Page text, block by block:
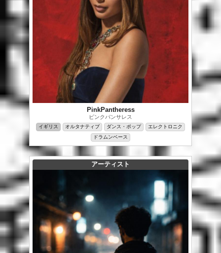
PinkPantheress
ピンクパンサレス
イギリス オルタナティブ ダンス・ポップ
エレクトロニク
ドラムンベース
アーティスト